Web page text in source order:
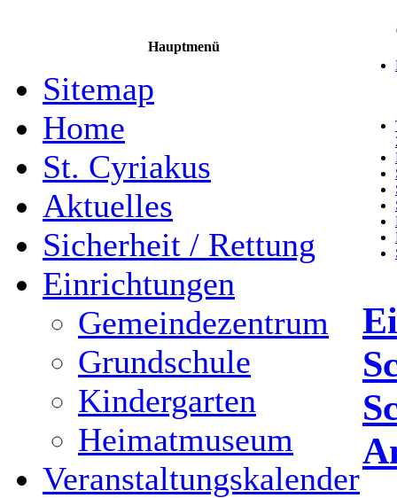
Hauptmenü
Sitemap
Home
St. Cyriakus
Aktuelles
Sicherheit / Rettung
Einrichtungen
Gemeindezentrum
Grundschule
Kindergarten
Heimatmuseum
Veranstaltungskalender